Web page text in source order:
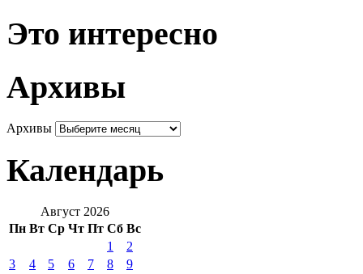
Это интересно
Архивы
Архивы
Календарь
Август 2026
Пн Вт Ср Чт Пт Сб Вс
1
2
3
4 5 6 7 8
9